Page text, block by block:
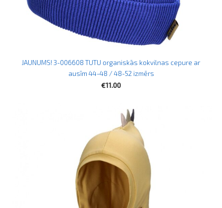
JAUNUMS! 3-006608 TUTU organiskās kokvilnas cepure ar
ausīm 44-48 / 48-52 izmērs
€11.00